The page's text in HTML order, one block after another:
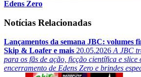
Edens Zero
Notícias Relacionadas
Lançamentos da semana JBC: volumes
Skip & Loafer e mais 20.05.2026 A JBC
para os fãs de ação, ficção científica e
encerramento de Edens Zero e brindes